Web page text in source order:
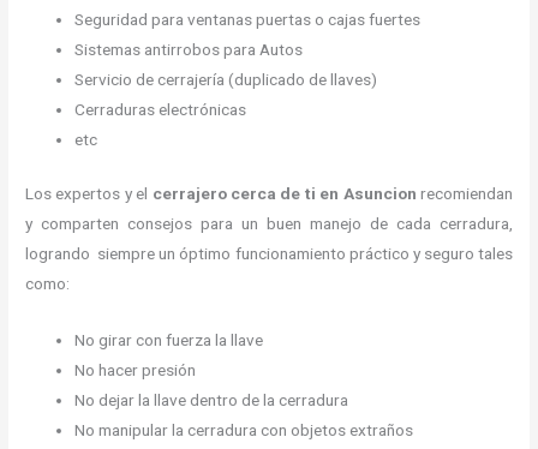
Seguridad para ventanas puertas o cajas fuertes
Sistemas antirrobos para Autos
Servicio de cerrajería (duplicado de llaves)
Cerraduras electrónicas
etc
Los expertos y el cerrajero cerca de ti en Asuncion recomiendan
y comparten consejos para un buen manejo de cada cerradura,
logrando siempre un óptimo funcionamiento práctico y seguro tales
como:
No girar con fuerza la llave
No hacer presión
No dejar la llave dentro de la cerradura
No manipular la cerradura con objetos extraños